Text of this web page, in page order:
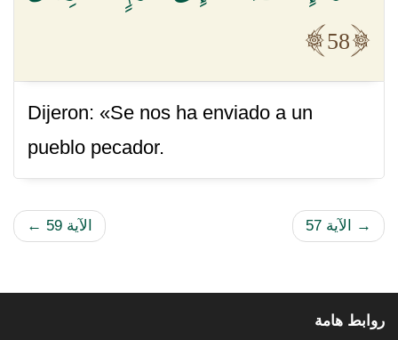
58
Dijeron: «Se nos ha enviado a un
pueblo pecador.
الآية 59 ← → الآية 57
روابط هامة